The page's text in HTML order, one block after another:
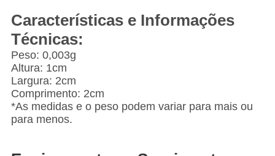
Características e Informações
Técnicas:
Peso: 0,003g
Altura: 1cm
Largura: 2cm
Comprimento: 2cm
*As medidas e o peso podem variar para mais ou
para menos.